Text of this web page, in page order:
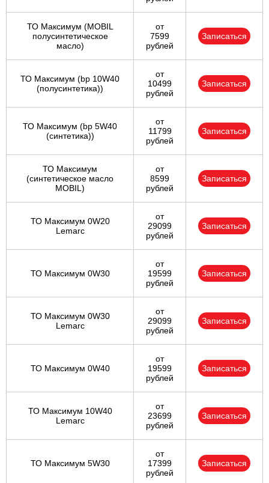
ТО Максимум (MOBIL
полуcинтетическое
масло)
от
7599
рублей
Записаться
ТО Максимум (bp 10W40
(полусинтетика))
от
10499
рублей
Записаться
ТО Максимум (bp 5W40
(синтетика))
от
11799
рублей
Записаться
ТО Максимум
(cинтетическое масло
MOBIL)
от
8599
рублей
Записаться
ТО Максимум 0W20
Lemarc
от
29099
рублей
Записаться
ТО Максимум 0W30
от
19599
рублей
Записаться
ТО Максимум 0W30
Lemarc
от
29099
рублей
Записаться
ТО Максимум 0W40
от
19599
рублей
Записаться
ТО Максимум 10W40
Lemarc
от
23699
рублей
Записаться
ТО Максимум 5W30
от
17399
рублей
Записаться